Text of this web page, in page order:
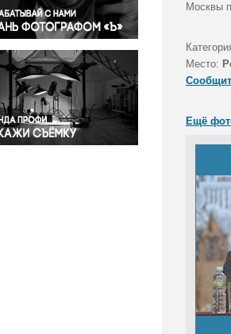
Происшествия и конфликты
Религия
Светская жизнь
Спорт
Экология
Экономика и бизнес
Москвы
Место:
Ещё